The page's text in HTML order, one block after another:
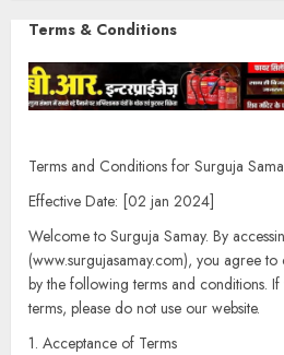
Terms & Conditions
Terms and Conditions for Surguja
Effective Date: [02 jan 2024]
Welcome to Surguja Samay. By
(www.surgujasamay.com), you agree
by the following terms and conditions.
terms, please do not use our website.
1. Acceptance of Terms